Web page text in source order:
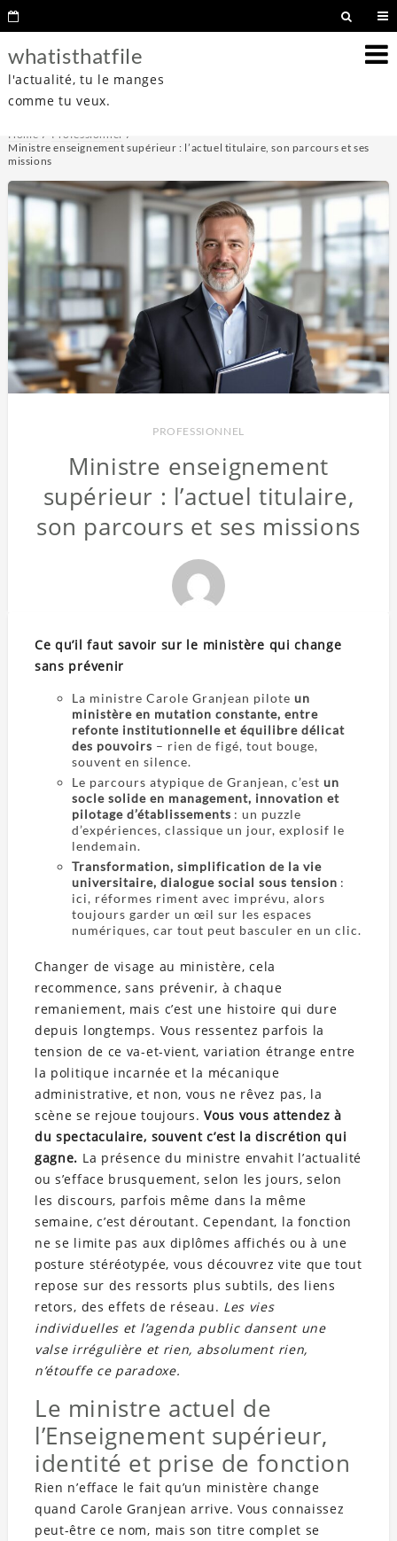
whatisthatfile
l'actualité, tu le manges
comme tu veux.
Home
Professionnel
Ministre enseignement supérieur : l’actuel titulaire, son parcours et ses
missions
PROFESSIONNEL
Ministre enseignement
supérieur : l’actuel titulaire,
son parcours et ses missions
Ce qu’il faut savoir sur le ministère qui change
sans prévenir
La ministre Carole Granjean pilote un
ministère en mutation constante, entre
refonte institutionnelle et équilibre délicat
des pouvoirs – rien de figé, tout bouge,
souvent en silence.
Le parcours atypique de Granjean, c’est un
socle solide en management, innovation et
pilotage d’établissements : un puzzle
d’expériences, classique un jour, explosif le
lendemain.
Transformation, simplification de la vie
universitaire, dialogue social sous tension :
ici, réformes riment avec imprévu, alors
toujours garder un œil sur les espaces
numériques, car tout peut basculer en un clic.
Changer de visage au ministère, cela
recommence, sans prévenir, à chaque
remaniement, mais c’est une histoire qui dure
depuis longtemps. Vous ressentez parfois la
tension de ce va-et-vient, variation étrange entre
la politique incarnée et la mécanique
administrative, et non, vous ne rêvez pas, la
scène se rejoue toujours.Vous vous attendez à
du spectaculaire, souvent c’est la discrétion qui
gagne. La présence du ministre envahit l’actualité
ou s’efface brusquement, selon les jours, selon
les discours, parfois même dans la même
semaine, c’est déroutant. Cependant, la fonction
ne se limite pas aux diplômes affichés ou à une
posture stéréotypée, vous découvrez vite que tout
repose sur des ressorts plus subtils, des liens
retors, des effets de réseau. Les vies
individuelles et l’agenda public dansent une
valse irrégulière et rien, absolument rien,
n’étouffe ce paradoxe.
Le ministre actuel de
l’Enseignement supérieur,
identité et prise de fonction
Rien n’efface le fait qu’un ministère change
quand Carole Granjean arrive. Vous connaissez
peut-être ce nom, mais son titre complet se